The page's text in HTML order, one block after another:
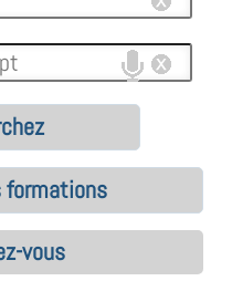
formations
vous